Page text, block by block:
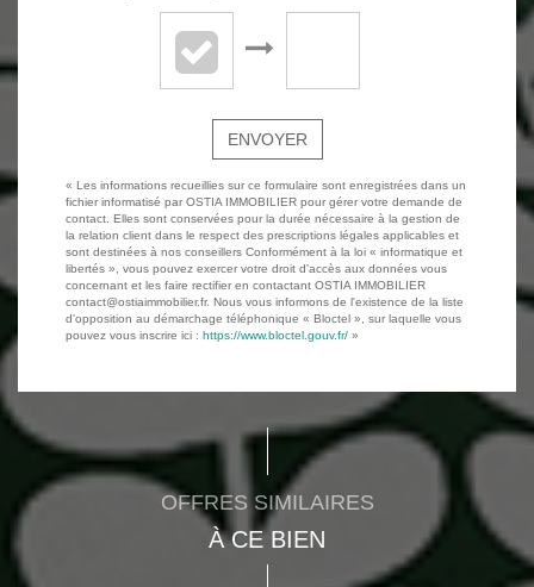
ENVOYER
« Les informations recueillies sur ce formulaire sont enregistrées dans un
fichier informatisé par OSTIA IMMOBILIER pour gérer votre demande de
contact. Elles sont conservées pour la durée nécessaire à la gestion de
la relation client dans le respect des prescriptions légales applicables et
sont destinées à nos conseillers Conformément à la loi « informatique et
libertés », vous pouvez exercer votre droit d'accès aux données vous
concernant et les faire rectifier en contactant OSTIA IMMOBILIER
contact@ostiaimmobilier.fr. Nous vous informons de l'existence de la liste
d'opposition au démarchage téléphonique « Bloctel », sur laquelle vous
pouvez vous inscrire ici : https://www.bloctel.gouv.fr/ »
OFFRES SIMILAIRES
À CE BIEN